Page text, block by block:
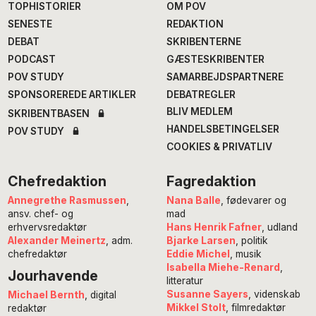
TOPHISTORIER
SENESTE
DEBAT
PODCAST
POV STUDY
SPONSOREREDE ARTIKLER
SKRIBENTBASEN
POV STUDY
OM POV
REDAKTION
SKRIBENTERNE
GÆSTESKRIBENTER
SAMARBEJDSPARTNERE
DEBATREGLER
BLIV MEDLEM
HANDELSBETINGELSER
COOKIES & PRIVATLIV
Chefredaktion
Annegrethe Rasmussen
ansv. chef- og
erhvervsredaktør
Alexander Meinertz , adm.
chefredaktør
Jourhavende
Michael Bernth , digital
redaktør
Fagredaktion
Nana Balle , fødevarer og
mad
Hans Henrik Fafner, udland
Bjarke Larsen , politik
Eddie Michel
, musik
Isabella Miehe-Renard
litteratur
Susanne Sayers , videnskab
Mikkel Stolt, filmredaktør